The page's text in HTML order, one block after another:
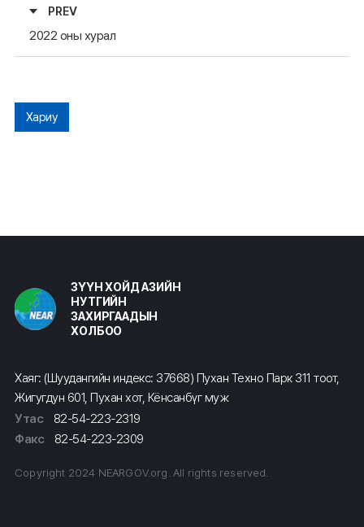
PREV
2022 оны хурал
Хариу
ЗҮҮН ХОЙД АЗИЙН
НУТГИЙН
ЗАХИРГААДЫН
ХОЛБОО
Хаяг: (Шуудангийн индекс: 37668) Пухан Техно Парк 311 тоот,
Жигугдун 601, Пухан хот, Кёнсанбүг муж
Утас
82-54-223-2319
Факс
82-54-223-2309
Copyright 2024 NEARGOV.org. All rights reserved.